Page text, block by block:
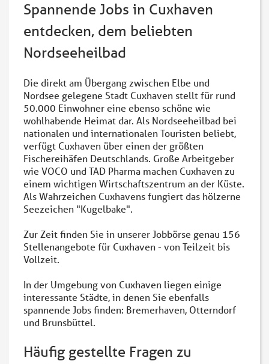
Spannende Jobs in Cuxhaven
entdecken, dem beliebten
Nordseeheilbad
Die direkt am Übergang zwischen Elbe und
Nordsee gelegene Stadt Cuxhaven stellt für rund
50.000 Einwohner eine ebenso schöne wie
wohlhabende Heimat dar. Als Nordseeheilbad bei
nationalen und internationalen Touristen beliebt,
verfügt Cuxhaven über einen der größten
Fischereihäfen Deutschlands. Große Arbeitgeber
wie VOCO und TAD Pharma machen Cuxhaven zu
einem wichtigen Wirtschaftszentrum an der Küste.
Als Wahrzeichen Cuxhavens fungiert das hölzerne
Seezeichen "Kugelbake".
Zur Zeit finden Sie in unserer Jobbörse genau 156
Stellenangebote für Cuxhaven - von Teilzeit bis
Vollzeit.
In der Umgebung von Cuxhaven liegen einige
interessante Städte, in denen Sie ebenfalls
spannende Jobs finden: Bremerhaven, Otterndorf
und Brunsbüttel.
Häufig gestellte Fragen zu